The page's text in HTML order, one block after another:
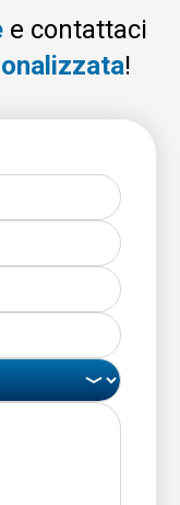
e contattaci
!